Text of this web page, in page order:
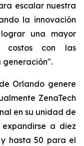
escalar nuestra
la innovación
una mayor
costos con las
generación".
Orlando genere
ZenaTech
en su unidad de
a diez
hasta 50 para el